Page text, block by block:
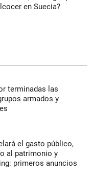
en Suecia?
terminadas las
armados y
el gasto público,
al patrimonio y
primeros anuncios